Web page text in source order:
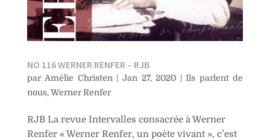
NO 116 WERNER RENFER – RJB
par Amélie Christen | Jan 27, 2020 |Ils parlent de
nous,Werner Renfer
RJB La revue Intervalles consacrée à Werner
Renfer « Werner Renfer, un poète vivant », c’est